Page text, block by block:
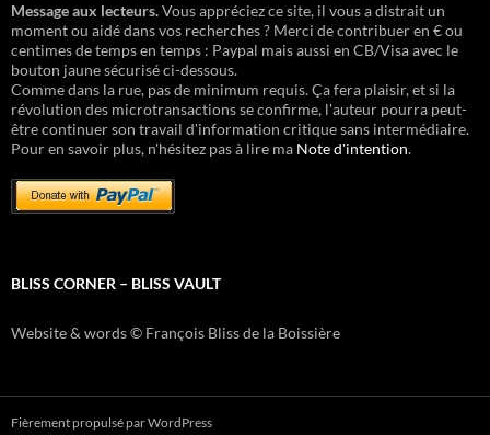
Message aux lecteurs.Vous appréciez ce site, il vous a distrait un
moment ou aidé dans vos recherches ? Merci de contribuer en € ou
centimes de temps en temps : Paypal mais aussi en CB/Visa avec le
bouton jaune sécurisé ci-dessous.
Comme dans la rue, pas de minimum requis. Ça fera plaisir, et si la
révolution des microtransactions se confirme, l'auteur pourra peut-
être continuer son travail d'information critique sans intermédiaire.
Pour en savoir plus, n'hésitez pas à lire ma Note d'intention.
BLISS CORNER – BLISS VAULT
Website & words © François Bliss de la Boissière
Fièrement propulsé par WordPress